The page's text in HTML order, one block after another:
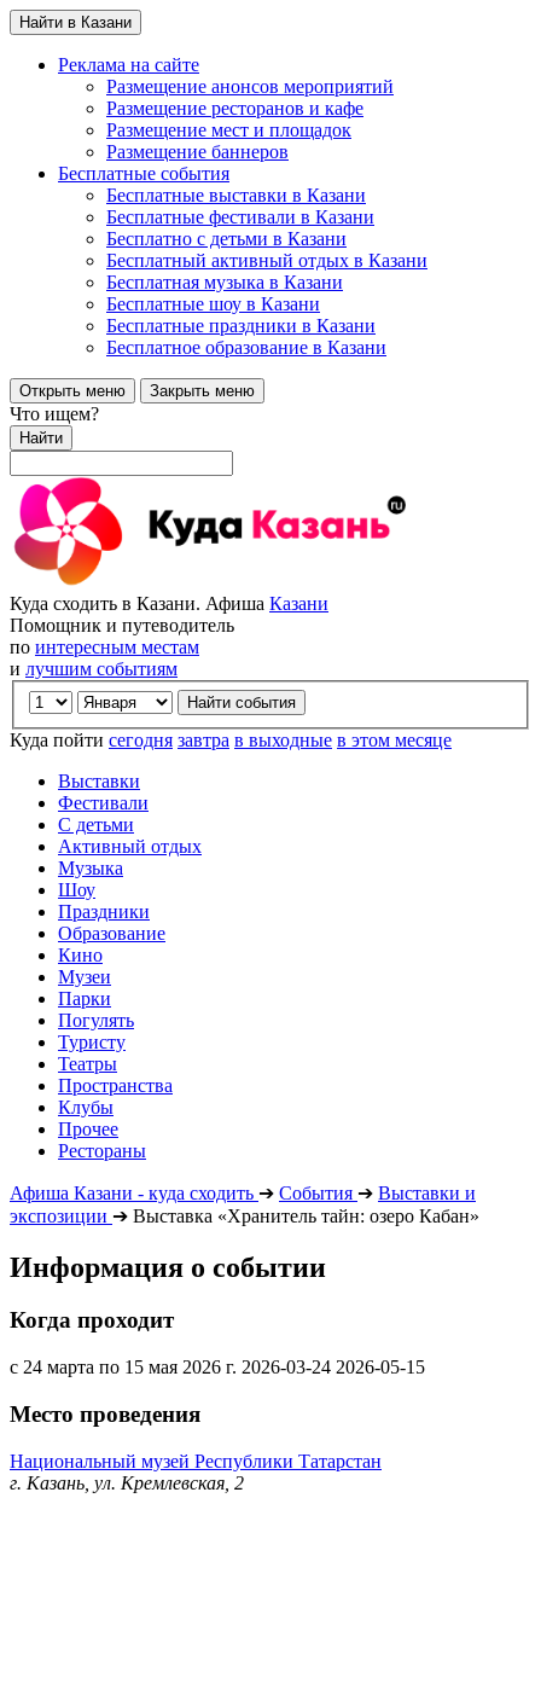
Найти в Казани
Реклама на сайте
Размещение анонсов мероприятий
Размещение ресторанов и кафе
Размещение мест и площадок
Размещение баннеров
Бесплатные события
Бесплатные выставки в Казани
Бесплатные фестивали в Казани
Бесплатно с детьми в Казани
Бесплатный активный отдых в Казани
Бесплатная музыка в Казани
Бесплатные шоу в Казани
Бесплатные праздники в Казани
Бесплатное образование в Казани
Открыть меню Закрыть меню
Что ищем?
Найти
Куда сходить в Казани. Афиша Казани
Помощник и путеводитель
по интересным местам
и лучшим событиям
Куда пойти сегодня завтра в выходные в этом месяце
Выставки
Фестивали
С детьми
Активный отдых
Музыка
Шоу
Праздники
Образование
Кино
Музеи
Парки
Погулять
Туристу
Театры
Пространства
Клубы
Прочее
Рестораны
Афиша Казани - куда сходить ➔ События ➔ Выставки и
экспозиции ➔ Выставка «Хранитель тайн: озеро Кабан»
Информация о событии
Когда проходит
с 24 марта по 15 мая 2026 г. 2026-03-24 2026-05-15
Место проведения
Национальный музей Республики Татарстан
г. Казань, ул. Кремлевская, 2